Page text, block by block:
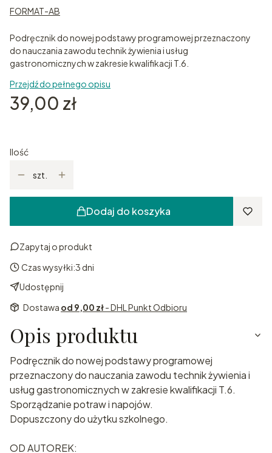
FORMAT-AB
Podręcznik do nowej podstawy programowej przeznaczony
do nauczania zawodu technik żywienia i usług
gastronomicznych w zakresie kwalifikacji T.6.
Przejdź do pełnego opisu
Cena
39,00 zł
Ilość
szt.
Dodaj do koszyka
Zapytaj o produkt
Czas wysyłki:3 dni
Udostępnij
Dostawa od 9,00 zł- DHL Punkt Odbioru
Opis produktu
Podręcznik do nowej podstawy programowej
przeznaczony do nauczania zawodu technik żywienia i
usług gastronomicznych w zakresie kwalifikacji T.6.
Sporządzanie potraw i napojów.
Dopuszczony do użytku szkolnego.
OD AUTOREK: